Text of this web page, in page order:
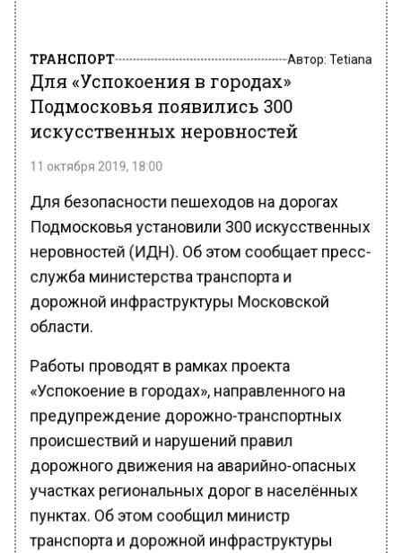
ТРАНСПОРТ Автор:Tetiana
Для «Успокоения в городах»
Подмосковья появились 300
искусственных неровностей
11 октября 2019, 18:00
Для безопасности пешеходов на дорогах
Подмосковья установили 300 искусственных
неровностей (ИДН). Об этом сообщает пресс-
служба министерства транспорта и
дорожной инфраструктуры Московской
области.
Работы проводят в рамках проекта
«Успокоение в городах», направленного на
предупреждение дорожно-транспортных
происшествий и нарушений правил
дорожного движения на аварийно-опасных
участках региональных дорог в населённых
пунктах. Об этом сообщил министр
транспорта и дорожной инфраструктуры